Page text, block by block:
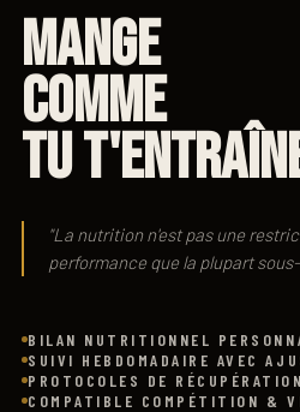
MANGE
COMME
TU
"La nutrition n'est pas une
performance que la plupart
BILAN NUTRITIONNEL
SUIVI HEBDOMADAIRE AVEC
PROTOCOLES DE
COMPATIBLE COMPÉTITION &